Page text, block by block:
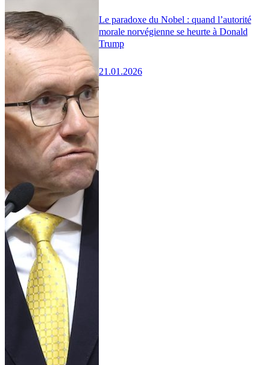
Le paradoxe du Nobel : quand l’autorité
morale norvégienne se heurte à Donald
Trump
21.01.2026